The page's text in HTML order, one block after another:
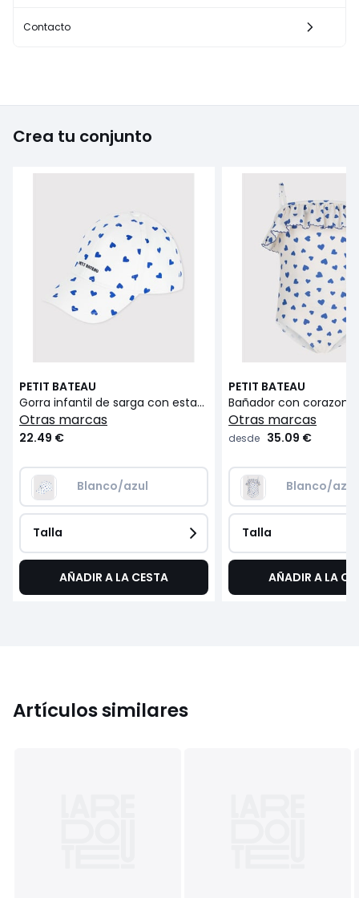
Contacto
Crea tu conjunto
PETIT BATEAU
Gorra infantil de sarga con estampado de corazones
otras marcas
22.49 €
Blanco/azul
Talla
AÑADIR A LA CESTA
PETIT BATEAU
Bañador con
otras marcas
desde 35.09 €
Blanco/azul
Talla
AÑADIR A LA
Artículos similares